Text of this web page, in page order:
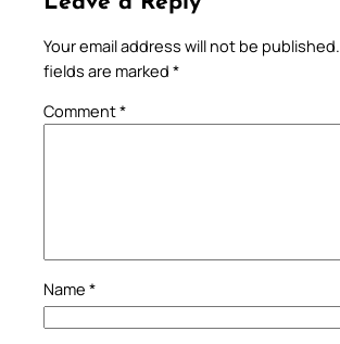
Your email address will not be published.
fields are marked *
Comment*
Name *